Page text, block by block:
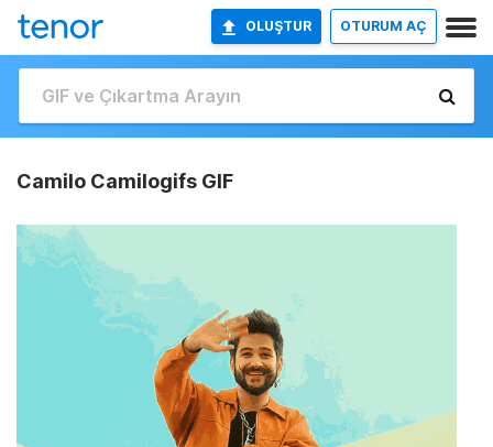
OLUŞTUR OTURUM AÇ
Camilo Camilogifs GIF